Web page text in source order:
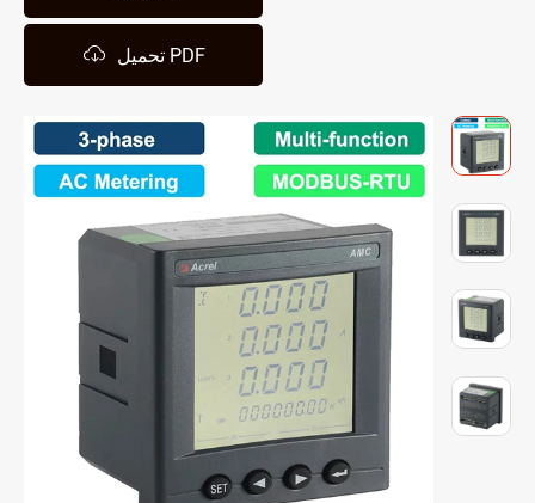
 تحميل PDF